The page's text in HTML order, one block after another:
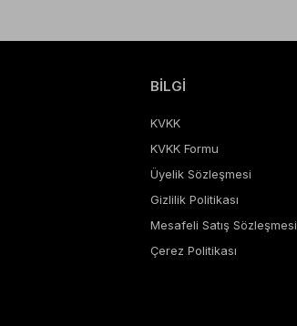
BİLGİ
KVKK
KVKK Formu
Üyelik Sözleşmesi
Gizlilik Politikası
Mesafeli Satış Sözleşmesi
Çerez Politikası